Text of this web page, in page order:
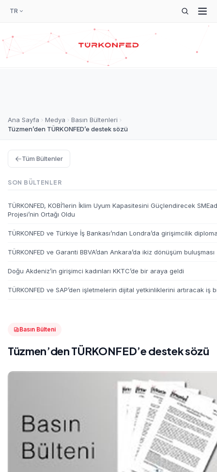
TR
Ana Sayfa Medya
Basın Bültenleri
Tüzmen’den TÜRKONFED’e destek sözü
Basın Bülteni
Tüzmen’den TÜRKONFED’e destek sözü
Tüm Bültenler
SON BÜLTENLER
TÜRKONFED, KOBİ’lerin İklim Uyum Kapasitesini Güçlendirecek
Projesi’nin Ortağı Oldu
TÜRKONFED ve Türkiye İş Bankası’ndan Londra’da girişimcilik
TÜRKONFED ve Garanti BBVA’dan Ankara’da ikiz dönüşüm buluşması
Doğu Akdeniz’in girişimci kadınları KKTC’de bir araya geldi
TÜRKONFED ve SAP’den işletmelerin dijital yetkinliklerini artıracak iş